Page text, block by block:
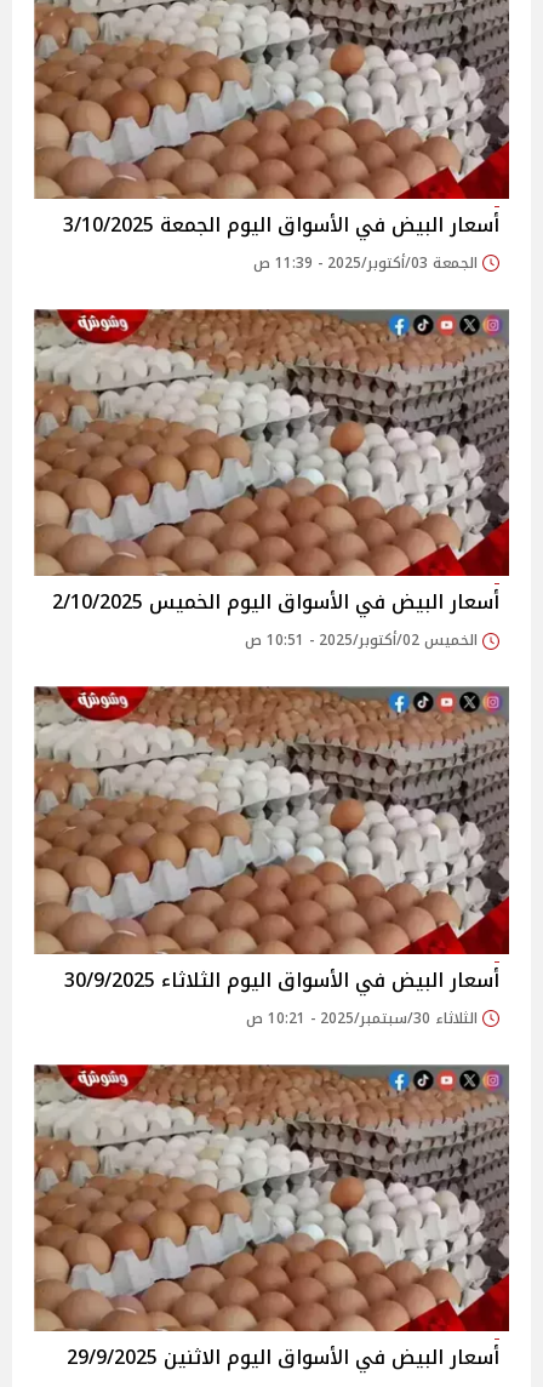
أسعار البيض في الأسواق‎‎ اليوم الجمعة 3/10/2025
الجمعة 03/أكتوبر/2025 - 11:39 ص
أسعار البيض في الأسواق‎‎ اليوم الخميس 2/10/2025
الخميس 02/أكتوبر/2025 - 10:51 ص
أسعار البيض في الأسواق‎‎ اليوم الثلاثاء 30/9/2025
الثلاثاء 30/سبتمبر/2025 - 10:21 ص
أسعار البيض في الأسواق‎‎ اليوم الاثنين 29/9/2025